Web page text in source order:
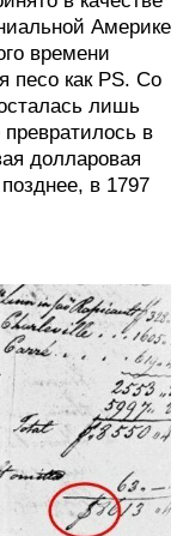
Америке
времени
песо как PS. Со
лишь
в
долларовая
в 1797